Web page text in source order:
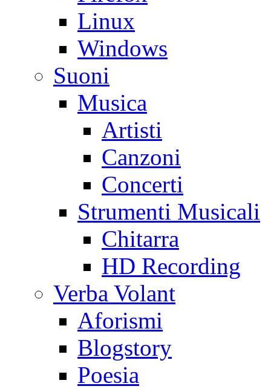
Linux
Windows
Suoni
Musica
Artisti
Canzoni
Concerti
Strumenti Musicali
Chitarra
HD Recording
Verba Volant
Aforismi
Blogstory
Poesia